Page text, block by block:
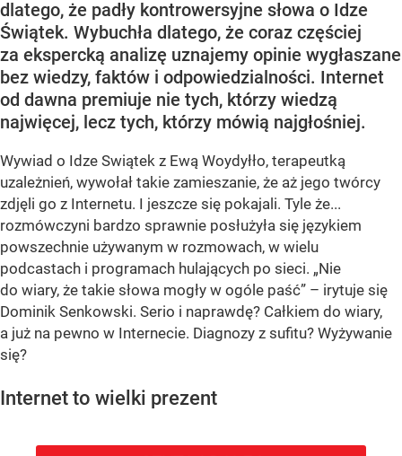
dlatego, że padły kontrowersyjne słowa o Idze
Świątek. Wybuchła dlatego, że coraz częściej
za ekspercką analizę uznajemy opinie wygłaszane
bez wiedzy, faktów i odpowiedzialności. Internet
od dawna premiuje nie tych, którzy wiedzą
najwięcej, lecz tych, którzy mówią najgłośniej.
Wywiad o Idze Swiątek z Ewą Woydyłło, terapeutką
uzależnień, wywołał takie zamieszanie, że aż jego twórcy
zdjęli go z Internetu. I jeszcze się pokajali. Tyle że...
rozmówczyni bardzo sprawnie posłużyła się językiem
powszechnie używanym w rozmowach, w wielu
podcastach i programach hulających po sieci. „Nie
do wiary, że takie słowa mogły w ogóle paść” – irytuje się
Dominik Senkowski. Serio i naprawdę? Całkiem do wiary,
a już na pewno w Internecie. Diagnozy z sufitu? Wyżywanie
się?
Internet to wielki prezent